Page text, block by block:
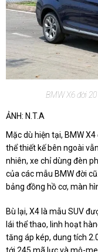
BMW X6 đời
ẢNH: N.T.A
Mặc dù hiện tại, BMW
thể thiết kế bên ngoài
nhiên, xe chỉ dùng đèn
của các mẫu BMW đời
bảng đồng hồ cơ, màn
Bù lại, X4 là mẫu SUV
lái thể thao, linh hoạt
tăng áp kép, dung tích